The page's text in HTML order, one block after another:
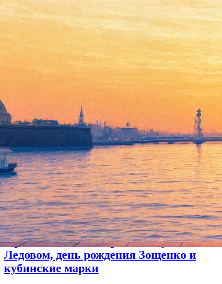
14 апреля 2014, понедельник
Русский музей показывает ретроспективу Николая Рериха
Время отдавать долги: подведены промежуточные итоги
года культуры в СЗФО
Архив предыдущих материалов
Куда пойти 7–9 августа: «Пикник
Афиши», песни «Короля и Шута» в
Ледовом, день рождения Зощенко и
кубинские марки